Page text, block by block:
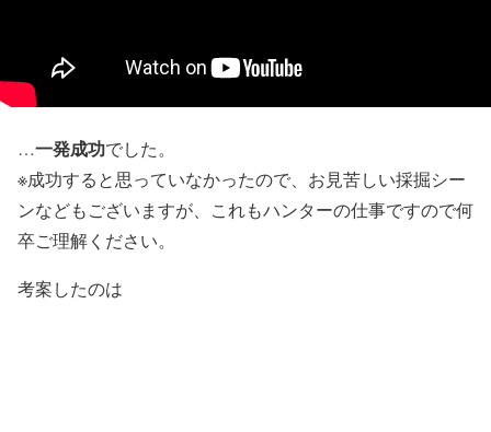
…一発成功でした。
※成功すると思っていなかったので、お見苦しい採掘シー
ンなどもございますが、これもハンターの仕事ですので何
卒ご理解ください。
考案したのは